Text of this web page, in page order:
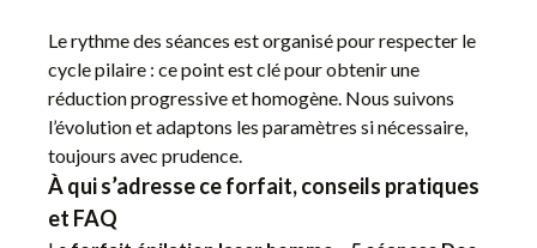
Le rythme des séances est organisé pour respecter le
cycle pilaire : ce point est clé pour obtenir une
réduction progressive et homogène. Nous suivons
l’évolution et adaptons les paramètres si nécessaire,
toujours avec prudence.
À qui s’adresse ce forfait, conseils pratiques
et FAQ